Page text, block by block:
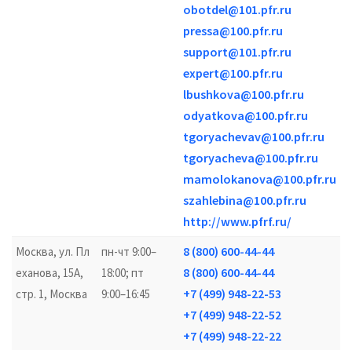
obotdel@101.pfr.ru
pressa@100.pfr.ru
support@101.pfr.ru
expert@100.pfr.ru
lbushkova@100.pfr.ru
odyatkova@100.pfr.ru
tgoryachevav@100.pfr.ru
tgoryacheva@100.pfr.ru
mamolokanova@100.pfr.ru
szahlebina@100.pfr.ru
http://www.pfrf.ru/
Москва, ул. Пл
еханова, 15А,
стр. 1, Москва
пн-чт 9:00–
18:00; пт
9:00–16:45
8 (800) 600-44-44
8 (800) 600-44-44
+7 (499) 948-22-53
+7 (499) 948-22-52
+7 (499) 948-22-22